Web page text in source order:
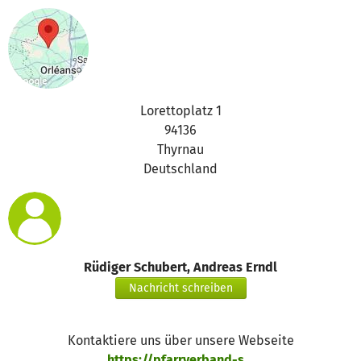
Lorettoplatz 1
94136
Thyrnau
Deutschland
Rüdiger Schubert, Andreas Erndl
Nachricht schreiben
Kontaktiere uns über unsere Webseite